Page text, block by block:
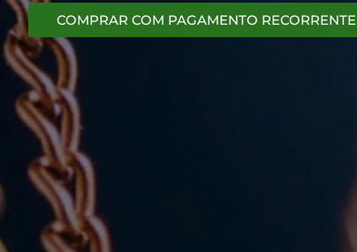
COMPRAR COM PAGAMENTO RECORRENTE